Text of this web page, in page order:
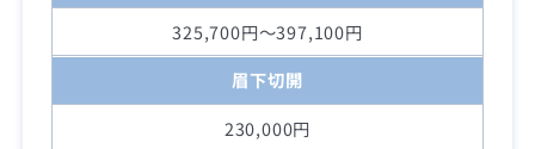
325,700円～397,100円
眉下切開
230,000円